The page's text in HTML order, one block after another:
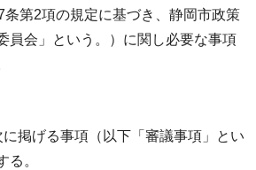
条第2項の規定に基づき、静岡市政策
員会」という。）に関し必要な事項
掲げる事項（以下「審議事項」とい
る。